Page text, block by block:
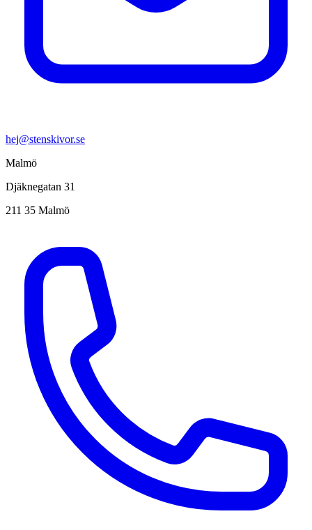
hej@stenskivor.se
Malmö
Djäknegatan 31
211 35 Malmö